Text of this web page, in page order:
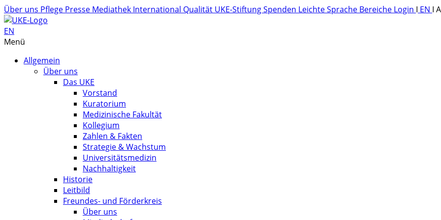
Über uns Pflege Presse Mediathek International Qualität UKE-StiftungSpenden Leichte Sprache Bereiche Login I EN I A
EN
Menü
Allgemein
Über uns
Das UKE
Vorstand
Kuratorium
Medizinische Fakultät
Kollegium
Zahlen & Fakten
Strategie & Wachstum
Universitätsmedizin
Nachhaltigkeit
Historie
Leitbild
Freundes- und Förderkreis
Über uns